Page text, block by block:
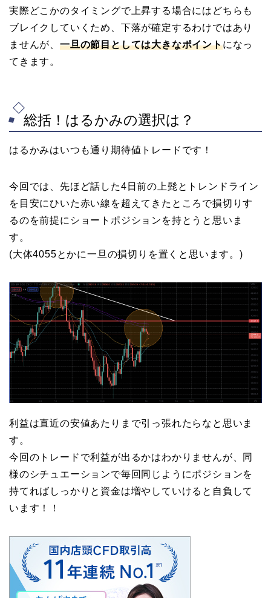
実際どこかのタイミングで上昇する場合にはどちらも
ブレイクしていくため、下落が確定するわけではあり
ませんが、 一旦の節目としては大きなポイントになっ
てきます。
総括！はるかみの選択は？
はるかみはいつも通り期待値トレードです！
今回では、先ほど話した4日前の上髭とトレンドライン
を目安にひいた赤い線を超えてきたところで損切りす
るのを前提にショートポジションを持とうと思いま
す。
(大体4055とかに一旦の損切りを置くと思います。)
利益は直近の安値あたりまで引っ張れたらなと思いま
す。
今回のトレードで利益が出るかはわかりませんが、同
様のシチュエーションで毎回同じようにポジションを
持てればしっかりと資金は増やしていけると自負して
います！！